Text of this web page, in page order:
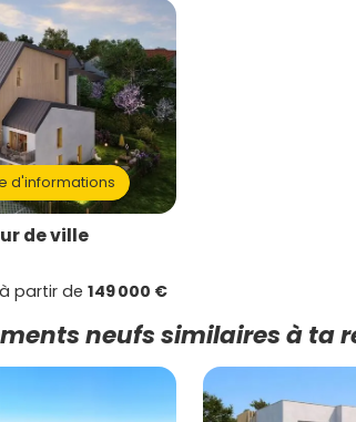
d'informations
de ville
à partir de 149 000 €
neufs similaires à ta